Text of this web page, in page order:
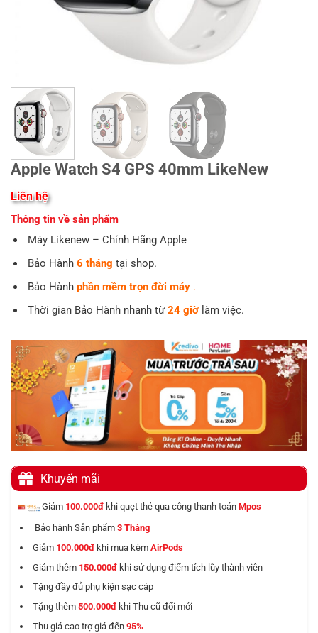
Apple Watch S4 GPS 40mm LikeNew
Liên hệ
Thông tin về sản phẩm
Máy Likenew – Chính Hãng Apple
Bảo Hành 6 tháng tại shop.
Bảo Hành phần mềm trọn đời máy.
Thời gian Bảo Hành nhanh từ24 giờlàm việc.
Khuyến mãi
Giảm 100.000đ khi quẹt thẻ qua công thanh toán Mpos
Bảo hành Sản phẩm 3 Tháng
Giảm 100.000đkhi mua kèm AirPods
Giảm thêm 150.000đkhi sử dụng điểm tích lũy thành viên
Tặng đầy đủ phụ kiện sạc cáp
Tặng thêm 500.000đkhi Thu cũ đổi mới
Thu giá cao trợ giá đến 95%